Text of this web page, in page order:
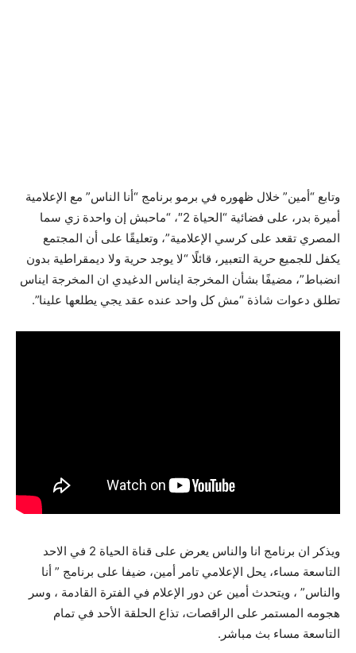
وتابع “أمين” خلال ظهوره في برمو برنامج “أنا الناس” مع الإعلامية
أميرة بدر، على فضائية “الحياة 2″، “ماحبش إن واحدة زي سما
المصري تقعد على كرسي الإعلامية”، وتعليقًا على أن المجتمع
يكفل للجميع حرية التعبير، قائلًا “لا يوجد حرية ولا ديمقراطية بدون
انضباط”، مضيفًا بشأن المخرجة ايناس الدغيدي ان المخرجة ايناس
تطلق دعوات شاذة “مش كل واحد عنده عقد يجي يطلعها علينا”.
ويذكر ان برنامج انا والناس يعرض على قناة الحياة 2 في الاحد
التاسعة مساء، يحل الإعلامي تامر أمين، ضيفا على برنامج ” أنا
والناس” ، ويتحدث أمين عن دور الإعلام في الفترة القادمة ، وسر
هجومه المستمر على الراقصات، تذاع الحلقة الأحد في تمام
التاسعة مساء بث مباشر.